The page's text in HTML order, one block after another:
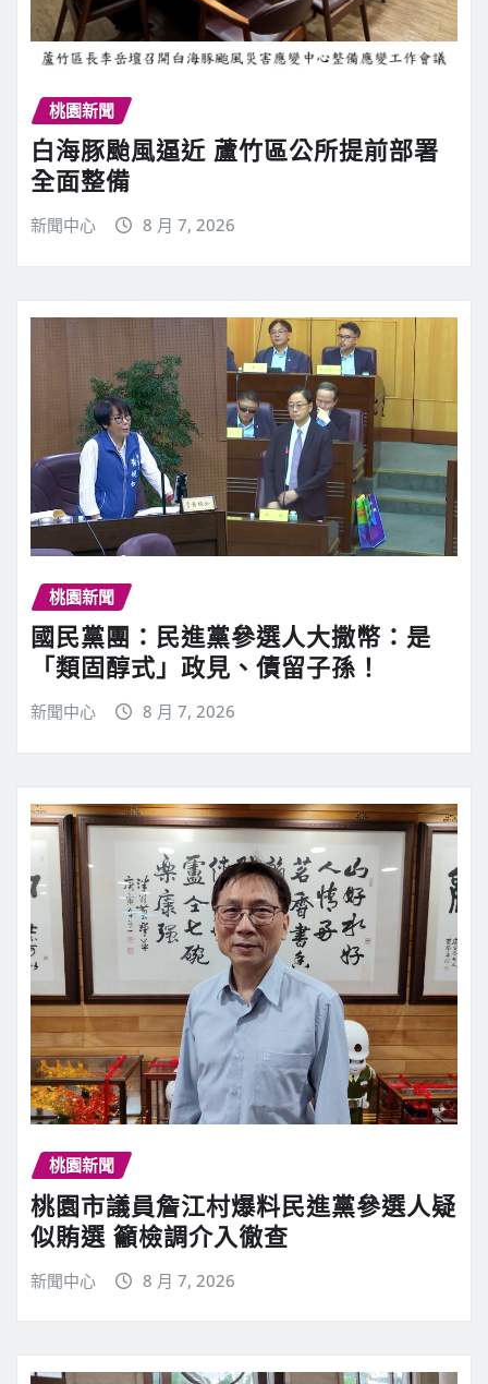
桃園新聞
白海豚颱風逼近 蘆竹區公所提前部署
全面整備
新聞中心 8 月 7, 2026
桃園新聞
國民黨團：民進黨參選人大撒幣：是
「類固醇式」政見、債留子孫！
新聞中心 8 月 7, 2026
桃園新聞
桃園市議員詹江村爆料民進黨參選人疑
似賄選 籲檢調介入徹查
新聞中心 8 月 7, 2026